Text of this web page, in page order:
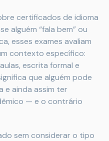
certificados de idioma
alguém “fala bem” ou
esses exames avaliam
contexto específico:
escrita formal e
que alguém pode
e ainda assim ter
— e o contrário
sem considerar o tipo